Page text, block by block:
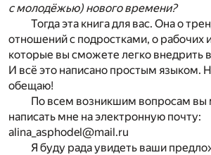
с молодёжью) нового времени?
Тогда эта книга для вас. Она о
отношений с подростками, о рабочих
которые вы сможете легко внедрить
И всё это написано простым языком.
обещаю!
По всем возникшим вопросам вы
написать мне на электронную почту:
alina_asphodel@mail.ru
Я буду рада увидеть ваши